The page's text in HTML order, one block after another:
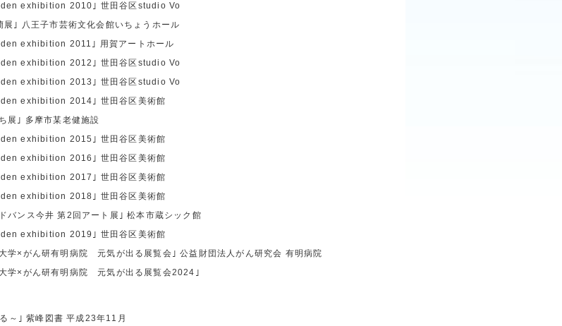
exhibition 2010｣ 世田谷区studio Vo
展｣ 八王子市芸術文化会館いちょうホール
exhibition 2011｣ 用賀アートホール
exhibition 2012｣ 世田谷区studio Vo
exhibition 2013｣ 世田谷区studio Vo
exhibition 2014｣ 世田谷区美術館
展｣ 多摩市某老健施設
exhibition 2015｣ 世田谷区美術館
exhibition 2016｣ 世田谷区美術館
exhibition 2017｣ 世田谷区美術館
exhibition 2018｣ 世田谷区美術館
バンス今井 第2回アート展｣松本市蔵シック館
exhibition 2019｣ 世田谷区美術館
学×がん研有明病院 元気が出る展覧会｣公益財団法人がん研究会 有明病院
学×がん研有明病院 元気が出る展覧会2024｣
～｣紫峰図書平成23年11月